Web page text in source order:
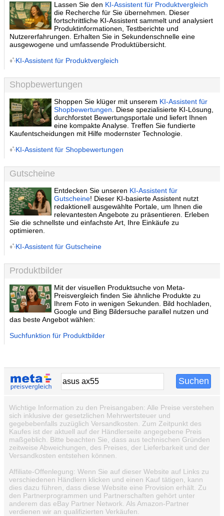
Lassen Sie den KI-Assistent für Produktvergleich
die Recherche für Sie übernehmen. Dieser
fortschrittliche KI-Assistent sammelt und analysiert
Produktinformationen, Testberichte und
Nutzererfahrungen. Erhalten Sie in Sekundenschnelle eine
ausgewogene und umfassende Produktübersicht.
KI-Assistent für Produktvergleich
Shopbewertungen
Shoppen Sie klüger mit unserem KI-Assistent für
Shopbewertungen . Diese spezialisierte KI-Lösung,
durchforstet Bewertungsportale und liefert Ihnen
eine kompakte Analyse. Treffen Sie fundierte
Kaufentscheidungen mit Hilfe modernster Technologie.
KI-Assistent für Shopbewertungen
Gutscheine
Entdecken Sie unseren KI-Assistent für
Gutscheine! Dieser KI-basierte Assistent nutzt
redaktionell ausgewählte Portale, um Ihnen die
relevantesten Angebote zu präsentieren. Erleben
Sie die schnellste und einfachste Art, Ihre Einkäufe zu
optimieren.
KI-Assistent für Gutscheine
Produktbilder
Mit der visuellen Produktsuche von Meta-
Preisvergleich finden Sie ähnliche Produkte zu
Ihrem Foto in wenigen Sekunden. Bild hochladen,
Google und Bing Bildersuche parallel nutzen und
das beste Angebot wählen:
Suchfunktion für Produktbilder
Wichtige Information zu den Preisangaben: Alle Preise verstehen
sich inklusive der gesetzlichen Mehrwertsteuer und
gegebebenfalls zuzüglich Versandkosten. Zum Zeitpunkt des
Kaufes ist der aktuell auf der Händlerseite angegebene Preis
maßgeblich. Bitte beachten Sie, dass aus technischen Gründen
zeitweise Abweichungen, des Preises, der Lieferbarkeit und der
Versandkosten entstehen können.
Affiliate-Offenlegung: Wenn Sie auf dieser Website auf Links zu
verschiedenen Händlern klicken und einen Kauf tätigen, kann
dies dazu führen, dass diese Website eine Provision erhält. Zu
den Partnerprogrammen und Partnerschaften gehört unter
anderem das eBay Partner Network. Als Amazon-Partner
verdienen wir an qualifizierten Verkäufen.